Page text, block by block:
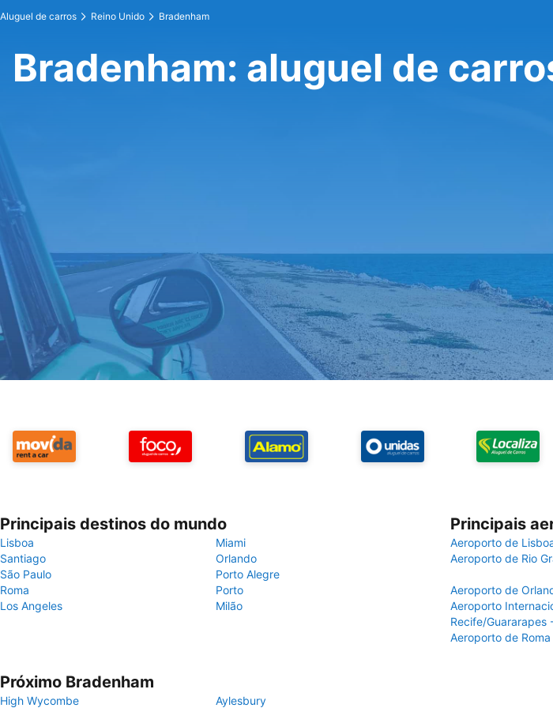
Aluguel de carros Reino Unido Bradenham
Bradenham: aluguel de
Principais destinos do mundo
Lisboa
Miami
Santiago
Orlando
São Paulo
Porto Alegre
Roma
Porto
Los Angeles
Milão
Principais
Aeroporto de
Aeroporto de Rio
Aeroporto de
Aeroporto
Recife/Guararapes
Aeroporto de
Próximo Bradenham
High Wycombe Aylesbury